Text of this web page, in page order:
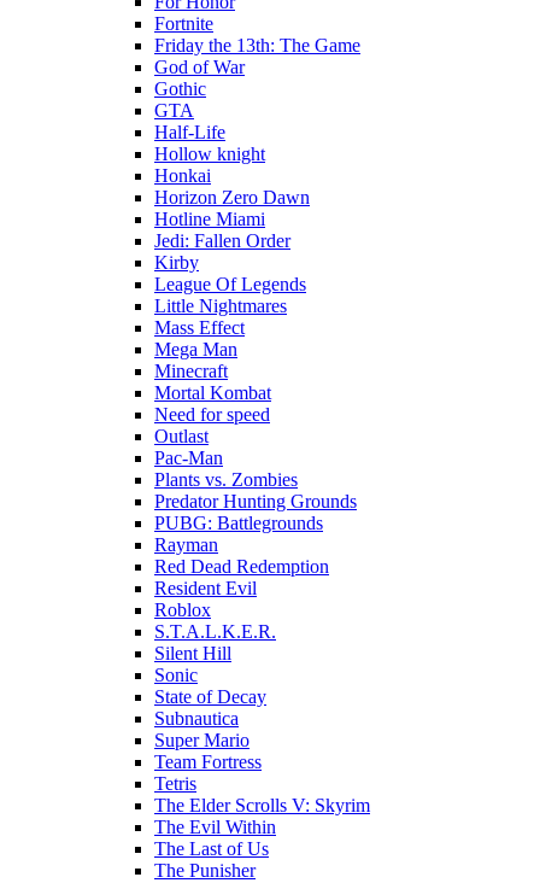
Fortnite
Friday the 13th: The Game
God of War
Gothic
GTA
Half-Life
Hollow knight
Honkai
Horizon Zero Dawn
Hotline Miami
Jedi: Fallen Order
Kirby
League Of Legends
Little Nightmares
Mass Effect
Mega Man
Minecraft
Mortal Kombat
Need for speed
Outlast
Pac-Man
Plants vs. Zombies
Predator Hunting Grounds
PUBG: Battlegrounds
Rayman
Red Dead Redemption
Resident Evil
Roblox
S.T.A.L.K.E.R.
Silent Hill
Sonic
State of Decay
Subnautica
Super Mario
Team Fortress
Tetris
The Elder Scrolls V: Skyrim
The Evil Within
The Last of Us
The Punisher